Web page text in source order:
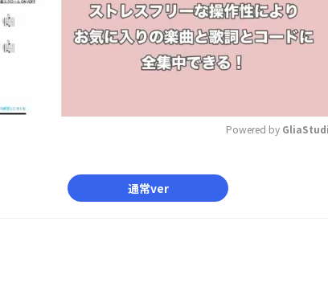
Powered by
通常ver